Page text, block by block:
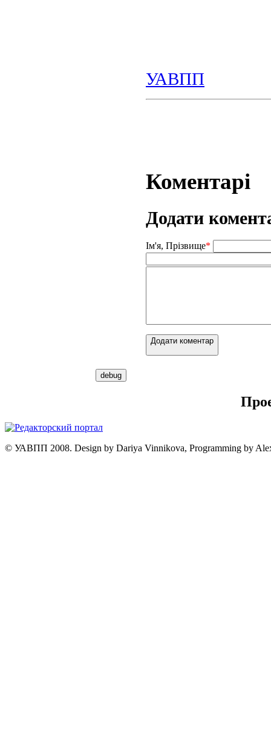
УАВПП
Коментарі
Додати
Ім'я, Прізвище*
Додати коментар
© УАВПП 2008. Design by Dariya Vinnikova, Programming by